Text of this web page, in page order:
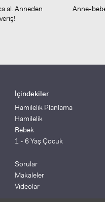
al. Anneden
Anne-
İçindekiler
Hamilelik Planlama
Hamilelik
Bebek
1 - 6 Yaş Çocuk
Sorular
Makaleler
Videolar